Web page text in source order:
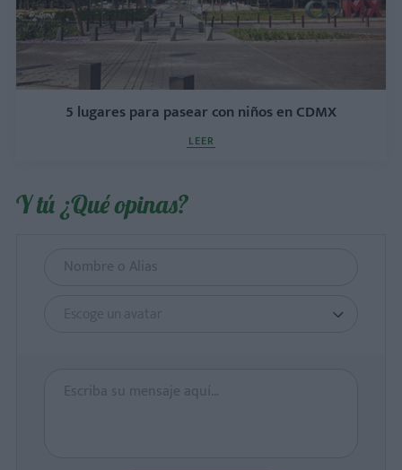
5 lugares para pasear con niños en CDMX
LEER
Y tú ¿Qué opinas?
Escoge un avatar